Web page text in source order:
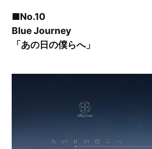
■No.10
Blue Journey
「あの日の僕らへ」